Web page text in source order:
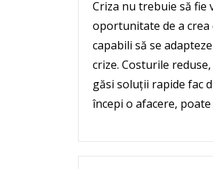
Criza nu trebuie să fie
oportunitate de a crea
capabili să se
crize. Costurile
găsi soluții rapide fac
începi o afacere,